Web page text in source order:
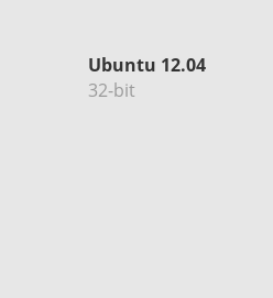
Ubuntu 12.04
32-bit